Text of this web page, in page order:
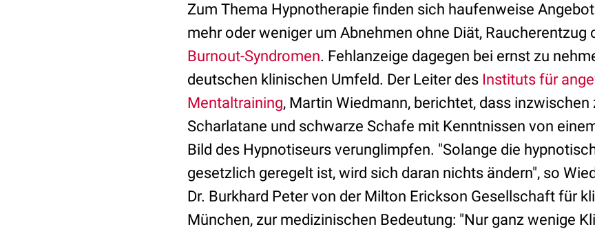
Zum Thema Hypnotherapie finden sich haufenweise
mehr oder weniger um Abnehmen ohne Diät, Raucherentzug
Burnout-Syndromen. Fehlanzeige dagegen bei ernst zu
deutschen klinischen Umfeld. Der Leiter des Instituts für
Mentaltraining, Martin Wiedmann, berichtet, dass inzwischen
Scharlatane und schwarze Schafe mit Kenntnissen von
Bild des Hypnotiseurs verunglimpfen. "Solange die
gesetzlich geregelt ist, wird sich daran nichts ändern", so
Dr. Burkhard Peter von der Milton Erickson Gesellschaft für
München, zur medizinischen Bedeutung: "Nur ganz wenige